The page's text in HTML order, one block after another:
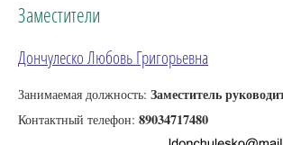
Заместители
Дончулеско Любовь Григорьевна
Занимаемая должность: Заместитель
Контактный телефон: 89034717480